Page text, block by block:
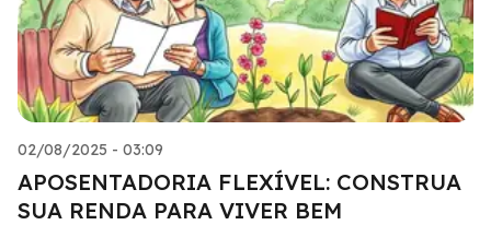
02/08/2025 - 03:09
APOSENTADORIA FLEXÍVEL: CONSTRUA
SUA RENDA PARA VIVER BEM